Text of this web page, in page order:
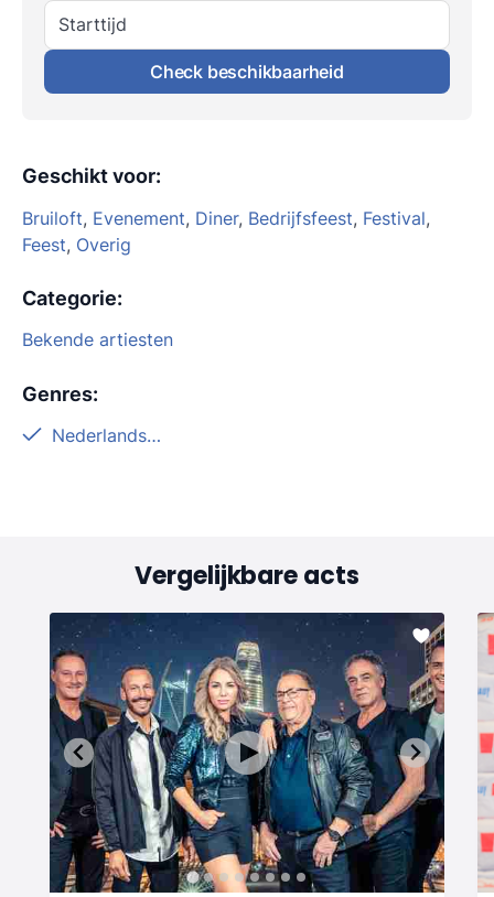
Starttijd
Check beschikbaarheid
Geschikt voor:
Bruiloft, Evenement, Diner, Bedrijfsfeest, Festival,
Feest, Overig
Categorie:
Bekende artiesten
Genres:
Nederlandstalig
Vergelijkbare acts